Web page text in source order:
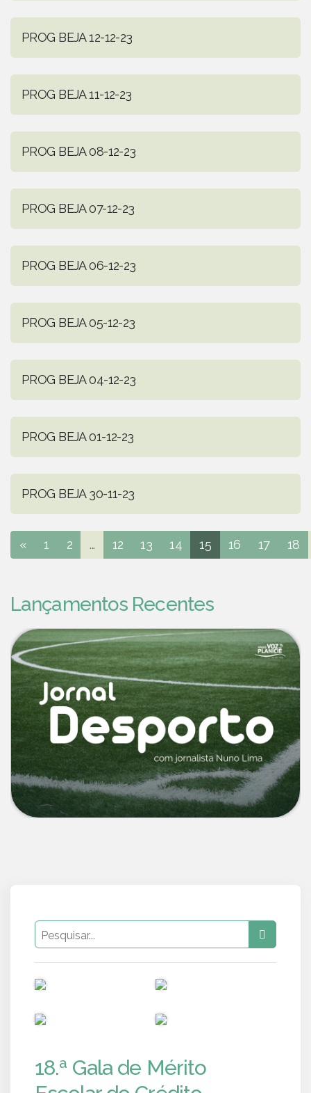
PROG BEJA 12-12-23
PROG BEJA 11-12-23
PROG BEJA 08-12-23
PROG BEJA 07-12-23
PROG BEJA 06-12-23
PROG BEJA 05-12-23
PROG BEJA 04-12-23
PROG BEJA 01-12-23
PROG BEJA 30-11-23
« 1 2 ... 12 13 14 15 16 17 18
Lançamentos Recentes
18.ª Gala de Mérito